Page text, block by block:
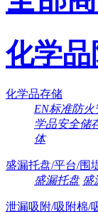
化学
化学品存储
EN标准防火
学品安全储
体
盛漏托盘/平台/围
盛漏托盘 盛
泄漏吸附/吸附棉/